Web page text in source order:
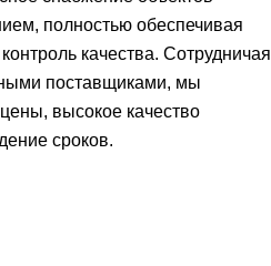
полностью обеспечивая
качества. Сотрудничая
поставщиками, мы
высокое качество
сроков.